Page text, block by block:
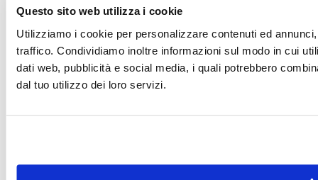
Questo sito web utilizza i cookie
Utilizziamo i cookie per personalizzare contenuti ed
traffico. Condividiamo inoltre informazioni sul modo in cui
dati web, pubblicità e social media, i quali potrebbero
dal tuo utilizzo dei loro servizi.